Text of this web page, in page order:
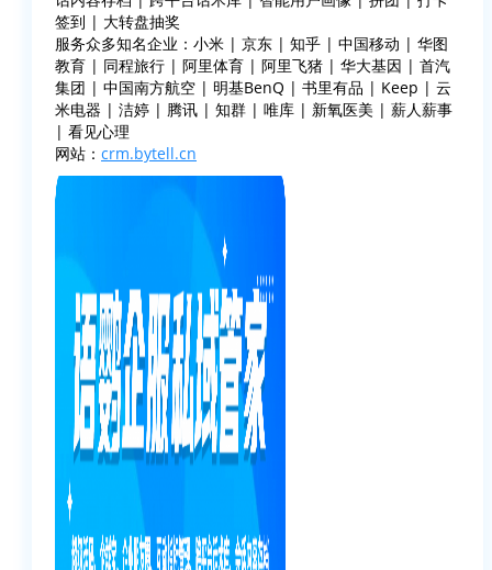
签到 | 大转盘抽奖
服务众多知名企业：小米 | 京东 | 知乎 | 中国移动 | 华图
教育 | 同程旅行 | 阿里体育 | 阿里飞猪 | 华大基因 | 首汽
集团 | 中国南方航空 | 明基BenQ | 书里有品 | Keep | 云
米电器 | 洁婷 | 腾讯 | 知群 | 唯库 | 新氧医美 | 薪人薪事
| 看见心理
网站： crm.bytell.cn